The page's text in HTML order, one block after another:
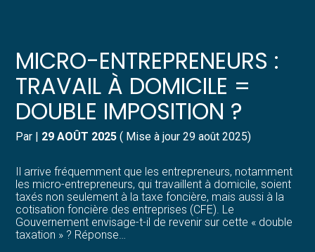
Gérer votre quotidien
Piloter votre entreprise
Développer votre entreprise
Construire votre patrimoine
Structurer votre croissance
Suivre votre comptabilité
Gérer vos ressources humaines
Dématérialiser vos documents
MICRO-ENTREPRENEURS :
TRAVAIL À DOMICILE =
DOUBLE IMPOSITION ?
Par | 29 AOÛT 2025 ( Mise à jour 29 août 2025)
Il arrive fréquemment que les entrepreneurs, notamment
les micro-entrepreneurs, qui travaillent à domicile, soient
taxés non seulement à la taxe foncière, mais aussi à la
cotisation foncière des entreprises (CFE). Le
Gouvernement envisage-t-il de revenir sur cette « double
taxation » ? Réponse…